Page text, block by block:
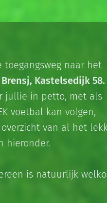
toegangsweg naar het
Brensj, Kastelsedijk 58.
jullie in petto, met als
voetbal kan volgen,
van al het
hieronder.
is natuurlijk